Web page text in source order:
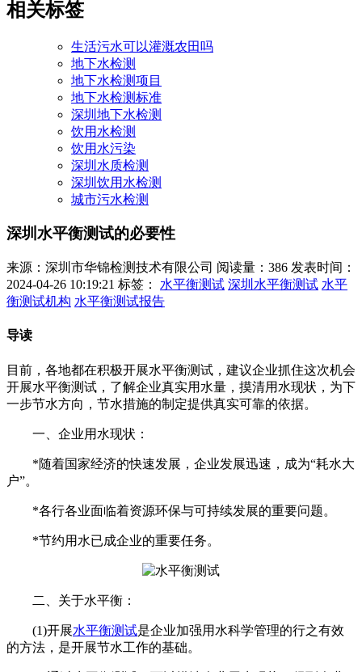
相关标签
生活污水可以灌溉农田吗
地下水检测
地下水检测项目
地下水检测标准
深圳地下水检测
饮用水检测
饮用水污染
深圳水质检测
深圳饮用水检测
城市污水检测
深圳水平衡测试的必要性
来源：深圳市华锦检测技术有限公司 阅读量：386 发表时间：
2024-04-26 10:19:21 标签： 水平衡测试 深圳水平衡测试 水平
衡测试机构 水平衡测试报告
导读
目前，各地都在积极开展水平衡测试，建议企业抓住这次机会
开展水平衡测试，了解企业真实用水量，摸清用水现状，为下
一步节水方向，节水措施的制定提供真实可靠的依据。
一、企业用水现状：
*随着国家经济的快速发展，企业发展迅速，成为“耗水大
户”。
*各行各业面临着资源环保与可持续发展的重要问题。
*节约用水已成企业的重要任务。
二、关于水平衡：
(1)开展水平衡测试是企业加强用水科学管理的行之有效
的方法，是开展节水工作的基础。